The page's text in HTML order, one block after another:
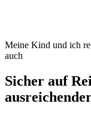
Meine Kind und ich
auch
Sicher auf